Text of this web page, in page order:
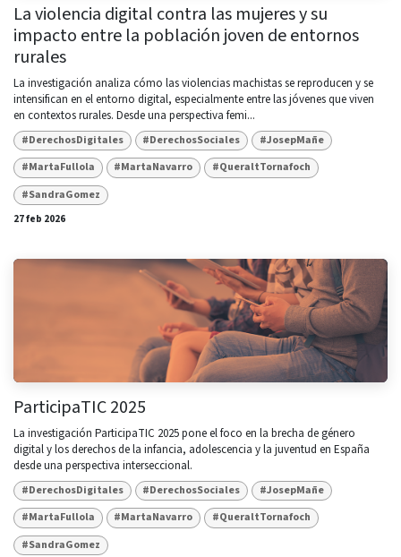
La violencia digital contra las mujeres y su
impacto entre la población joven de entornos
rurales
La investigación analiza cómo las violencias machistas se reproducen y se
intensifican en el entorno digital, especialmente entre las jóvenes que viven
en contextos rurales. Desde una perspectiva femi...
#DerechosDigitales #DerechosSociales
#JosepMañe
#MartaFullola
#MartaNavarro
#QueraltTornafoch
#SandraGomez
27 feb 2026
ParticipaTIC 2025
La investigación ParticipaTIC 2025 pone el foco en la brecha de género
digital y los derechos de la infancia, adolescencia y la juventud en España
desde una perspectiva interseccional.
#DerechosDigitales #DerechosSociales
#JosepMañe
#MartaFullola
#MartaNavarro
#QueraltTornafoch
#SandraGomez